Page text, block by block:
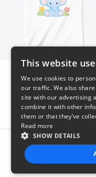
$28
This website
We use cookies to
our traffic. We also
site with our advertising
combine it with other
them or that they’ve
Read more
SHOW DETAILS